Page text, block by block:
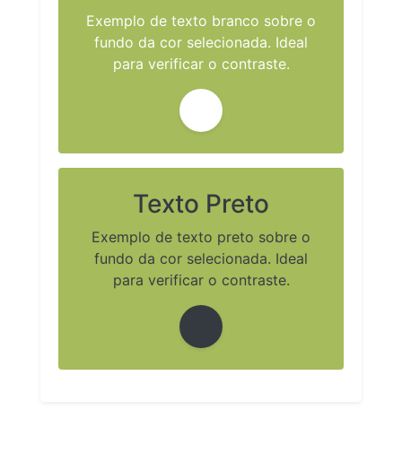
Exemplo de texto branco sobre o
fundo da cor selecionada. Ideal
para verificar o contraste.
Texto Preto
Exemplo de texto preto sobre o
fundo da cor selecionada. Ideal
para verificar o contraste.